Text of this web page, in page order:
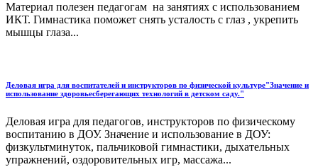
Материал полезен педагогам на занятиях с использованием
ИКТ. Гимнастика поможет снять усталость с глаз , укрепить
мышцы глаза...
Деловая игра для воспитателей и инструкторов по физической культуре"Значение и
использование здоровьесберегающих технологий в детском саду."
Деловая игра для педагогов, инструкторов по физическому
воспитанию в ДОУ. Значение и использование в ДОУ:
физкультминуток, пальчиковой гимнастики, дыхательных
упражнений, оздоровительных игр, массажа...